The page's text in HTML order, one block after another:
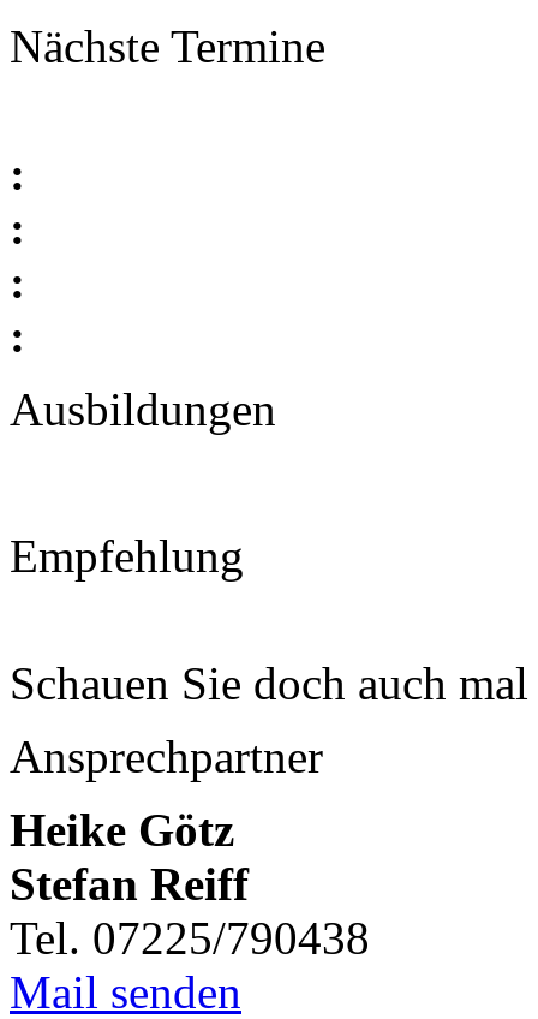
Nächste Termine
:
:
:
:
Ausbildungen
Empfehlung
Schauen Sie doch auch
Ansprechpartner
Heike Götz
Stefan Reiff
Tel. 07225/790438
Mail senden